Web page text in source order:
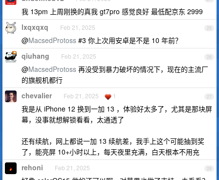
我 13pm 上周刚换的真我 gt7pro 感觉良好 最低配京东 2999
25
lxqxqxq Feb 21, 2025
@MacsedProtoss #3 你上次用安卓是不是 10 年前？
26
qiuhang Feb 21, 2025
@MacsedProtoss 再没受到暴力破坏的情况下，现在的主流厂
的旗舰机都行
27
chevalier Feb 21, 2025 1
我是从 iPhone 12 换到一加 13 ，体验好太多了，尤其是那块屏
幕，没事就想解锁看看，太通透了
还有续航，网上都说一加 13 续航差，我手上这个可能抽到奖
了，能亮屏 10+小时以上，每天夜里充满，白天根本不用充
28
rehoni Feb 21, 2025